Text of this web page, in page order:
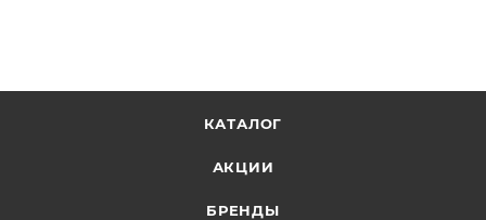
КАТАЛОГ
АКЦИИ
БРЕНДЫ